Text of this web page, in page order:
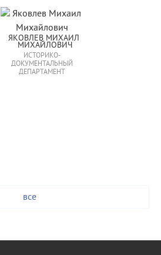
ЯКОВЛЕВ МИХАИЛ
МИХАЙЛОВИЧ
ИСТОРИКО-
ДОКУМЕНТАЛЬНЫЙ
ДЕПАРТАМЕНТ
все